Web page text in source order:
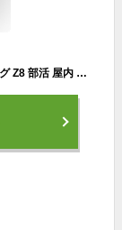
[ミズノ] バレーボールシューズ ウエーブライトニング Z8 部活 屋内 幅広 軽量 インドア ホワイト/ブラック 24.5 cm 2E